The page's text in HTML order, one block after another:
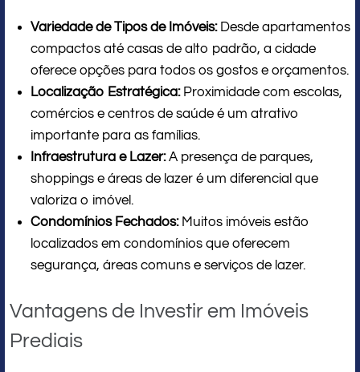
Variedade de Tipos de Imóveis:Desde apartamentos
compactos até casas de alto padrão, a cidade
oferece opções para todos os gostos e orçamentos.
Localização Estratégica:Proximidade com escolas,
comércios e centros de saúde é um atrativo
importante para as famílias.
Infraestrutura e Lazer:A presença de parques,
shoppings e áreas de lazer é um diferencial que
valoriza o imóvel.
Condomínios Fechados:Muitos imóveis estão
localizados em condomínios que oferecem
segurança, áreas comuns e serviços de lazer.
Vantagens de Investir em Imóveis
Prediais